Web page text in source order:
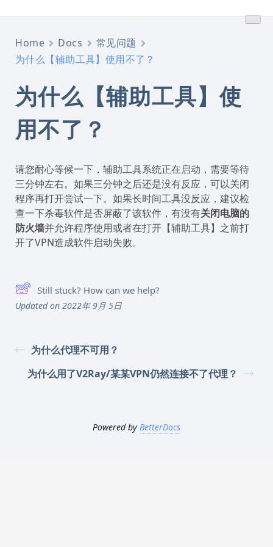
Home Docs
常见问题
为什么【辅助工具】使用不了？
为什么【辅助工具】使
用不了？
请您耐心等候一下，辅助工具系统正在启动，需要等待
三分钟左右。如果三分钟之后还是没有反应，可以关闭
程序再打开尝试一下。如果长时间工具没反应，建议检
查一下杀毒软件是否屏蔽了该软件，有没有关闭电脑的
防火墙并允许程序使用或者在打开【辅助工具】之前打
开了VPN造成软件启动失败。
Still stuck? How can we help?
Updated on 2022年 9月 5日
为什么代理不可用？
为什么用了V2Ray/某某VPN仍然连接不了代理？
Powered by BetterDocs